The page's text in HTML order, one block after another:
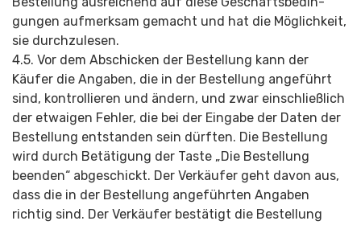
gungen aufmerksam gemacht und hat die Möglichkeit,
sie durchzulesen.
4.5. Vor dem Abschicken der Bestellung kann der
Käufer die Angaben, die in der Bestellung angeführt
sind, kontrollieren und ändern, und zwar einschließlich
der etwaigen Fehler, die bei der Eingabe der Daten der
Bestellung entstanden sein dürften. Die Bestellung
wird durch Betätigung der Taste „Die Bestellung
beenden“ abgeschickt. Der Verkäufer geht davon aus,
dass die in der Bestellung angeführten Angaben
richtig sind. Der Verkäufer bestätigt die Bestellung